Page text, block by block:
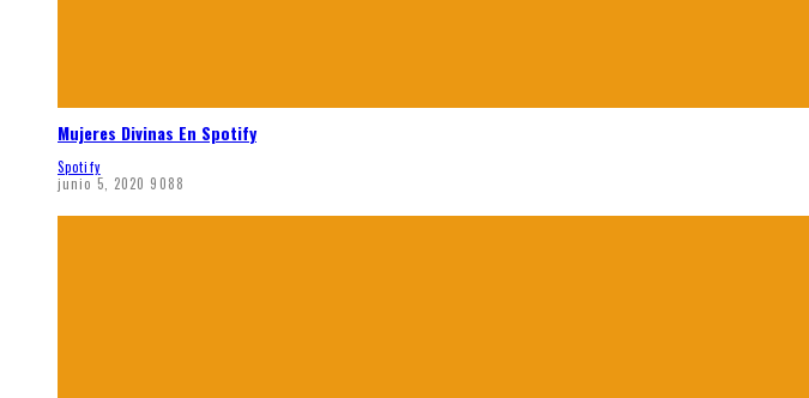
Mujeres Divinas En Spotify
Spotify
junio 5, 2020 9088